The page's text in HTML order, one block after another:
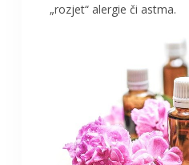
„rozjet“ alergie či astma.